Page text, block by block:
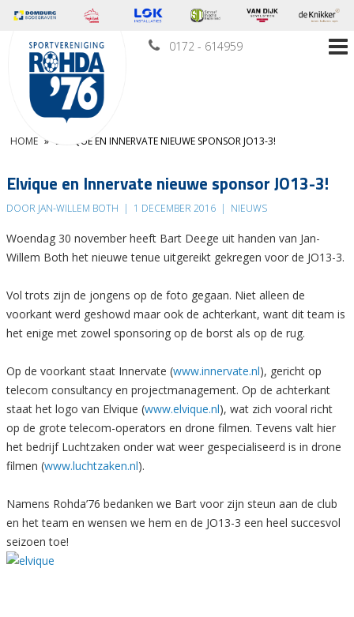
0172 - 614959
HOME » ELVIQUE EN INNERVATE NIEUWE SPONSOR JO13-3!
Elvique en Innervate nieuwe sponsor JO13-3!
DOOR JAN-WILLEM BOTH | 1 DECEMBER 2016 | NIEUWS
Woendag 30 november heeft Bart Deege uit handen van Jan-
Willem Both het nieuwe tenue uitgereikt gekregen voor de JO13-3.
Vol trots zijn de jongens op de foto gegaan. Niet alleen de
voorkant werd geshowd maar ook de achterkant, want dit team is
het enige met zowel sponsoring op de borst als op de rug.
Op de voorkant staat Innervate (www.innervate.nl), gericht op
telecom consultancy en projectmanagement. Op de achterkant
staat het logo van Elvique (www.elvique.nl), wat zich vooral richt
op de grote telecom-operators en drone filmen. Tevens valt hier
het bedrijf Luchtzaken onder wat weer gespecialiseerd is in drone
filmen (www.luchtzaken.nl).
Namens Rohda’76 bedanken we Bart voor zijn steun aan de club
en het team en wensen we hem en de JO13-3 een heel succesvol
seizoen toe!